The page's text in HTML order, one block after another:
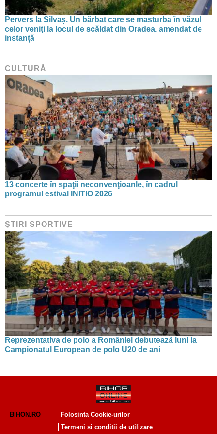
Pervers la Silvaș. Un bărbat care se masturba în văzul
celor veniți la locul de scăldat din Oradea, amendat de
instanță
CULTURĂ
13 concerte în spaţii neconvenţioanle, în cadrul
programul estival INITIO 2026
ŞTIRI SPORTIVE
Reprezentativa de polo a României debutează luni la
Campionatul European de polo U20 de ani
BIHON.RO
Folosinta Cookie-urilor
Termeni si conditii de utilizare